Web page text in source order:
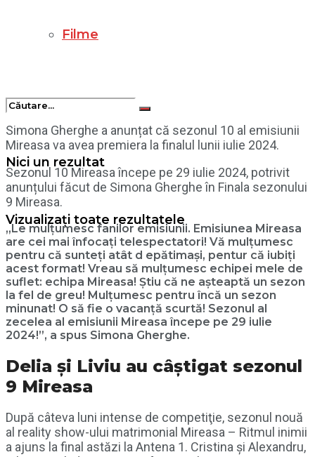
Filme
Nici un rezultat
Vizualizați toate rezultatele
Simona Gherghe a anunțat că sezonul 10 al emisiunii
Mireasa va avea premiera la finalul lunii iulie 2024.
Sezonul 10 Mireasa începe pe 29 iulie 2024, potrivit
anunțului făcut de Simona Gherghe în Finala sezonului
9 Mireasa.
„Le mulțumesc fanilor emisiunii. Emisiunea Mireasa
are cei mai înfocați telespectatori! Vă mulțumesc
pentru că sunteți atât d epătimași, pentur că iubiți
acest format! Vreau să mulțumesc echipei mele de
suflet: echipa Mireasa! Știu că ne așteaptă un sezon
la fel de greu! Mulțumesc pentru încă un sezon
minunat! O să fie o vacanță scurtă! Sezonul al
zecelea al emisiunii Mireasa începe pe 29 iulie
2024!”, a spus Simona Gherghe.
Delia și Liviu au câștigat sezonul
9 Mireasa
După câteva luni intense de competiţie, sezonul nouă
al reality show-ului matrimonial Mireasa – Ritmul inimii
a ajuns la final astăzi la Antena 1. Cristina şi Alexandru,